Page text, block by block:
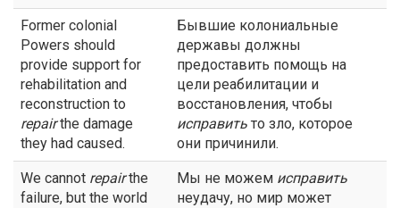
Former colonial
Powers should
provide support for
rehabilitation and
reconstruction to
repairthe damage
they had caused.
Бывшие колониальные
державы должны
предоставить помощь на
цели реабилитации и
восстановления, чтобы
исправить то зло, которое
они причинили.
We cannot repairthe
failure, but the world
Мы не можем исправить
неудачу, но мир может